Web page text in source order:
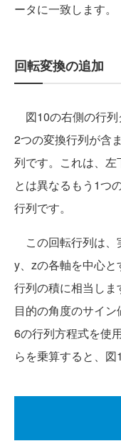
ータに一致します。
回転変換の追加
図10の右側の行列
2つの変換行列が含
列です。これは、
とは異なるもう1つ
行列です。
この回転行列は、
y、zの各軸を中心
行列の積に相当しま
目的の角度のサイ
6の行列方程式を使
らを乗算すると、図